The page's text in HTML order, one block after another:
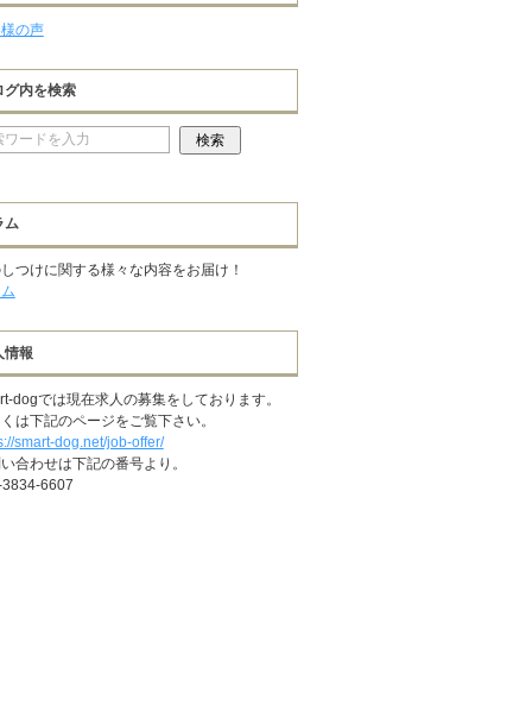
の声
グ内を検索
ム
つけに関する様々な内容をお届け！
情報
dogでは現在求人の募集をしております。
は下記のページをご覧下さい。
smart-dog.net/job-offer/
合わせは下記の番号より。
6607